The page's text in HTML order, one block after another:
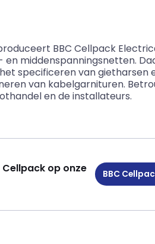
BBC Cellpack
middenspanningsnetten.
specificeren van gietharsen
van kabelgarnituren.
en de installateurs.
op onze
BBC